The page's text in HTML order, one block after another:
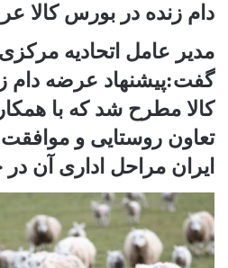
دام زنده در بورس کالا
مدیر عامل اتحادیه
گفت:پیشنهاد عرضه دام
کالا مطرح شد که با
تعاون روستایی و
ایران مراحل اداری آن